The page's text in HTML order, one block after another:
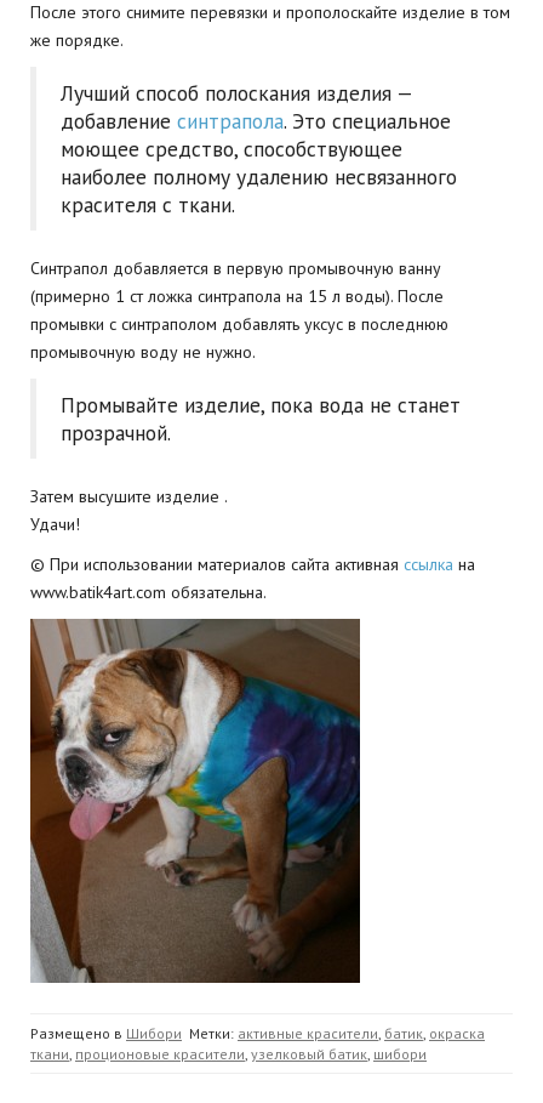
После этого снимите перевязки и прополоскайте изделие в том
же порядке.
Лучший способ полоскания изделия —
добавление синтрапола. Это специальное
моющее средство, способствующее
наиболее полному удалению несвязанного
красителя с ткани.
Синтрапол добавляется в первую промывочную ванну
(примерно 1 ст ложка синтрапола на 15 л воды). После
промывки с синтраполом добавлять уксус в последнюю
промывочную воду не нужно.
Промывайте изделие, пока вода не станет
прозрачной.
Затем высушите изделие .
Удачи!
© При использовании материалов сайта активная ссылка на
www.batik4art.com обязательна.
Размещено в Шибори Метки: активные красители, батик, окраска
ткани, проционовые красители, узелковый батик, шибори